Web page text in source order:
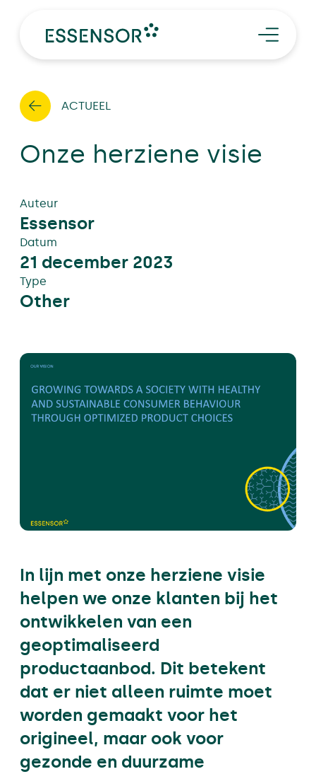
SERVICES
CASES
OVER ESSENSOR
Word proever
ACTUEEL
Onze herziene visie
Auteur
Essensor
Datum
21 december 2023
Type
Other
In lijn met onze herziene visie
helpen we onze klanten bij het
ontwikkelen van een
geoptimaliseerd
productaanbod. Dit betekent
dat er niet alleen ruimte moet
worden gemaakt voor het
origineel, maar ook voor
gezonde en duurzame